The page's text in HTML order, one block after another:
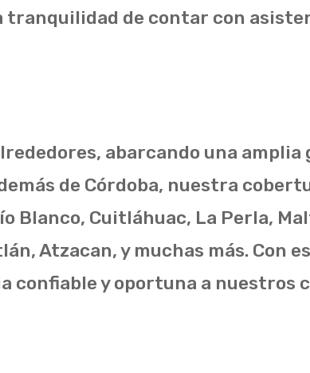
tranquilidad de contar con
abarcando una amplia
de Córdoba, nuestra
Blanco, Cuitláhuac, La Perla,
Atzacan, y muchas más. Con
confiable y oportuna a nuestros